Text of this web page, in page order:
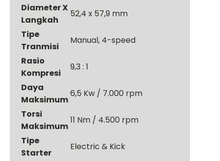
Diameter X
Langkah
52,4 x 57,9 mm
Tipe
Tranmisi
Manual, 4-speed
Rasio
Kompresi
9,3 : 1
Daya
Maksimum
6,5 Kw / 7.000 rpm
Torsi
Maksimum
11 Nm / 4.500 rpm
Tipe
Starter
Electric & Kick